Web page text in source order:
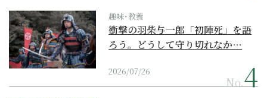
趣味･教養
衝撃の羽柴与一郎「初陣死」を語
ろう。どうして守り切れなか…
2026/07/26
No.